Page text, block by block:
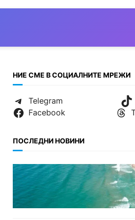
НИЕ СМЕ В СОЦИАЛНИТЕ МРЕЖИ
Telegram
Facebook
ПОСЛЕДНИ НОВИНИ
ИКОНОМИКА
Интерактивна
показва всички
по Черноморието